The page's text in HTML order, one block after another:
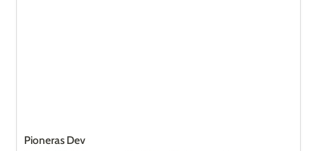
Pioneras Dev